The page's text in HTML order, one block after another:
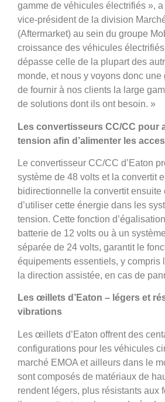
gamme de véhicules électrifiés »,
vice-président de la division
(Aftermarket) au sein du groupe
croissance des véhicules
dépasse celle de la plupart des
monde, et nous y voyons donc une
de fournir à nos clients la large
de solutions dont ils ont besoin. »
Les convertisseurs CC/CC pour
tension afin d’alimenter les
Le convertisseur CC/CC d’Eaton
système de 48 volts et la convertit
bidirectionnelle la convertit ensuite
d’utiliser cette énergie dans les
tension. Cette fonction
batterie de 12 volts ou à un
séparée de 24 volts, garantit le
équipements essentiels, y compris
la direction assistée, en cas de
Les œillets d’Eaton – légers et
vibrations
Les œillets d’Eaton offrent des
configurations pour les véhicules
marché EMOA et ailleurs dans le
sont composés de matériaux de
rendent légers, plus résistants aux